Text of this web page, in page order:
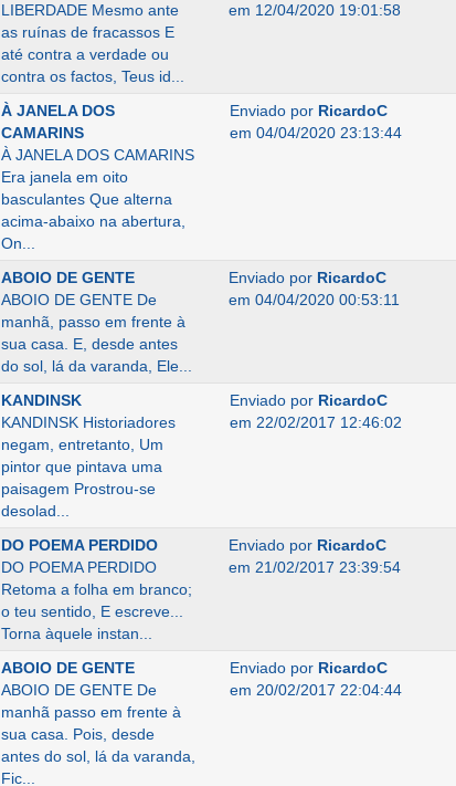
LIBERDADE Mesmo ante
as ruínas de fracassos E
até contra a verdade ou
contra os factos, Teus id...
em 12/04/2020 19:01:58
À JANELA DOS
CAMARINS
À JANELA DOS CAMARINS
Era janela em oito
basculantes Que alterna
acima-abaixo na abertura,
On...
Enviado por RicardoC
em 04/04/2020 23:13:44
ABOIO DE GENTE
ABOIO DE GENTE De
manhã, passo em frente à
sua casa. E, desde antes
do sol, lá da varanda, Ele...
Enviado por RicardoC
em 04/04/2020 00:53:11
KANDINSK
KANDINSK Historiadores
negam, entretanto, Um
pintor que pintava uma
paisagem Prostrou-se
desolad...
Enviado por RicardoC
em 22/02/2017 12:46:02
DO POEMA PERDIDO
DO POEMA PERDIDO
Retoma a folha em branco;
o teu sentido, E escreve...
Torna àquele instan...
Enviado por RicardoC
em 21/02/2017 23:39:54
ABOIO DE GENTE
ABOIO DE GENTE De
manhã passo em frente à
sua casa. Pois, desde
antes do sol, lá da varanda,
Fic...
Enviado por RicardoC
em 20/02/2017 22:04:44